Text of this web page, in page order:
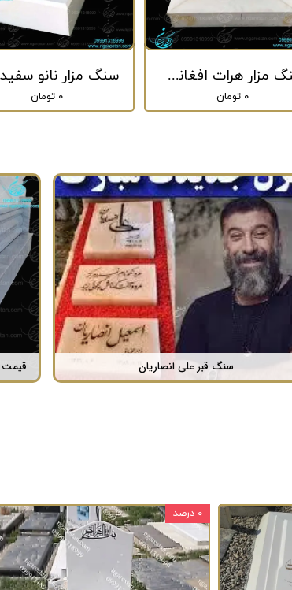
۰ تومان
سنگ مزار هرات افغانستان سفید لاکچری کد 2
۰ تومان
۰ درصد